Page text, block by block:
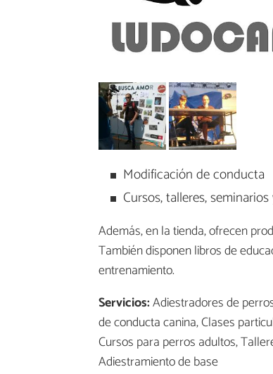
Modificación de conducta
Cursos, talleres,
Además, en la tienda, ofrecen
También disponen libros de
entrenamiento.
Servicios:Adiestradores de
de conducta canina, Clases
Cursos para perros adultos,
Adiestramiento de base